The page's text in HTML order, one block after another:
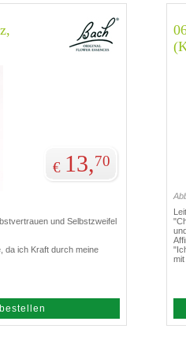
€ 13,70
und Selbstzweifel
da ich Kraft durch meine